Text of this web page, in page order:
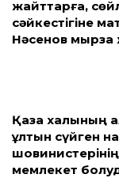
жайттарға,
сәйкестігіне
Нәсенов мырза
Қазақ халқының
ұлтын сүйген
мемлекет